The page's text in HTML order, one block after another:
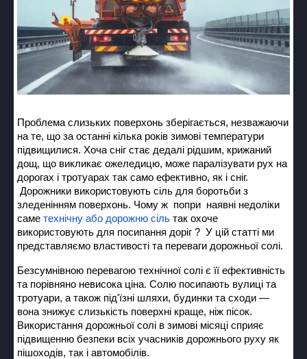
Проблема слизьких поверхонь зберігається, незважаючи
на те, що за останні кілька років зимові температури
підвищилися. Хоча сніг стає дедалі рідшим, крижаний
дощ, що викликає ожеледицю, може паралізувати рух на
дорогах і тротуарах так само ефективно, як і сніг.
Дорожники використовують сіль для боротьби з
зледенінням поверхонь. Чому ж попри наявні недоліки
саме технічну або дорожню сіль так охоче
використовують для посипання доріг ? У цій статті ми
представляємо властивості та переваги дорожньої солі.
Безсумнівною перевагою технічної солі є її ефективність
та порівняно невисока ціна. Солю посипають вулиці та
тротуари, а також під'їзні шляхи, будинки та сходи —
вона знижує слизькість поверхні краще, ніж пісок.
Використання дорожньої солі в зимові місяці сприяє
підвищенню безпеки всіх учасників дорожнього руху як
пішоходів, так і автомобілів.